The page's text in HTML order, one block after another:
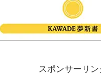
スポンサーリン